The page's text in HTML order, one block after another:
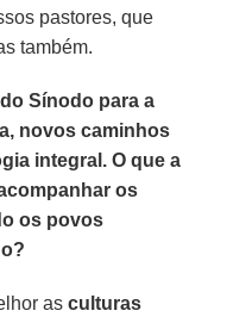
pastores, que
também.
Sínodo para a
novos caminhos
integral. O que a
os
os povos
asculturas